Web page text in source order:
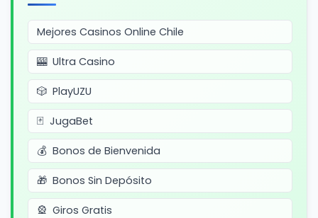
Mejores Casinos Online Chile
Ultra Casino
PlayUZU
JugaBet
Bonos de Bienvenida
Bonos Sin Depósito
Giros Gratis